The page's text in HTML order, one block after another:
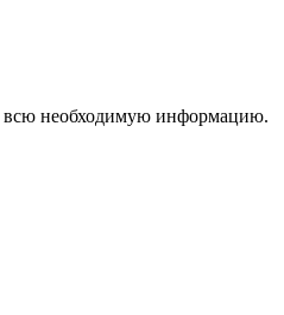
всю необходимую информацию.